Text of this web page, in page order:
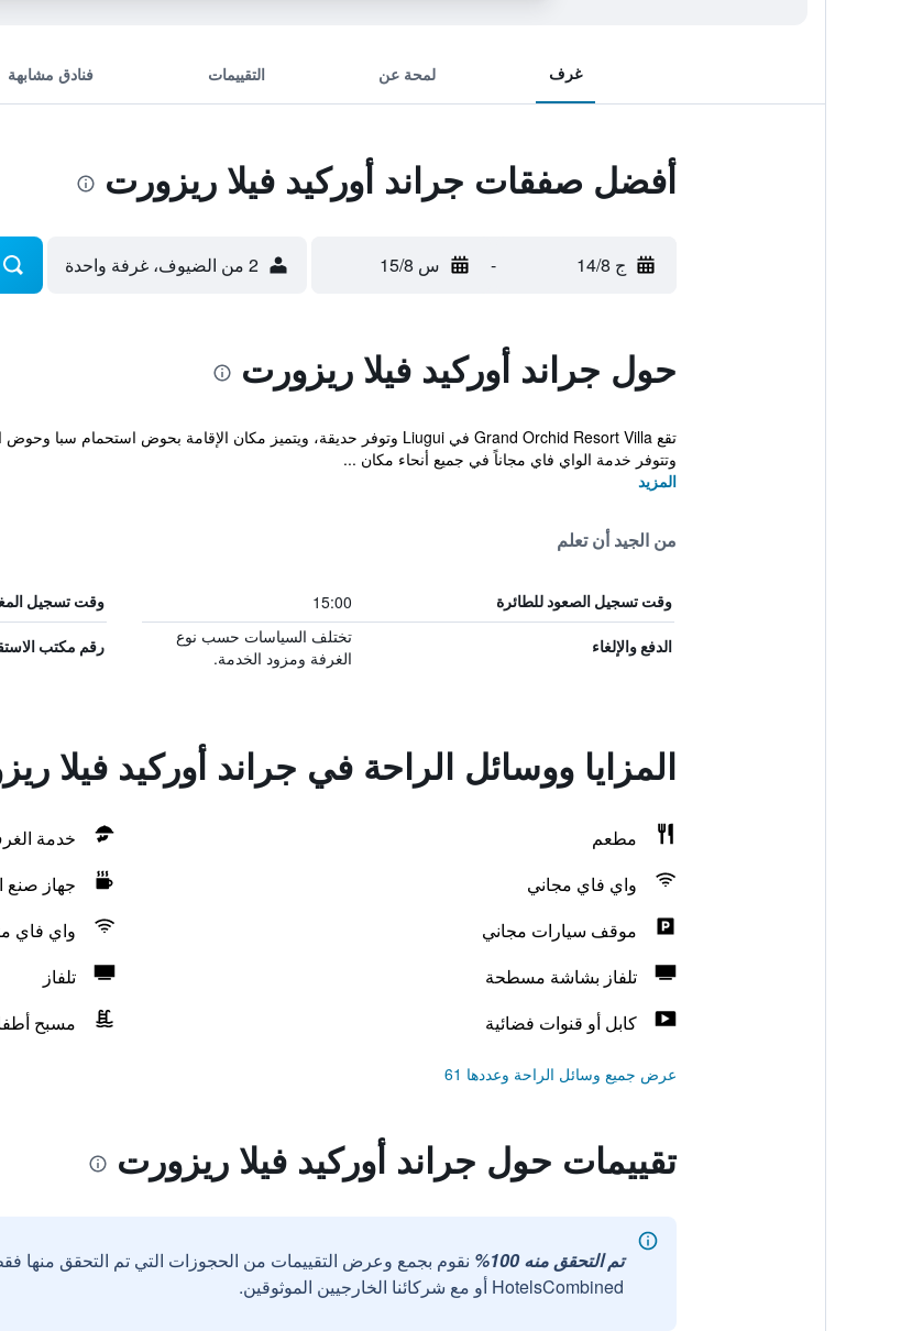
غرف لمحة عن التقييمات فنادق مشابهة
أفضل صفقات جراند أوركيد فيلا ريزورت
ج 14/8 - س 15/8 2 من الضيوف، غرفة واحدة
حول جراند أوركيد فيلا ريزورت
وتتوفر خدمة الواي فاي مجاناً في جميع أنحاء مكان ...
المزيد
من الجيد أن تعلم
وقت تسجيل الصعود للطائرة 15:00 وقت تسجيل
الدفع والإلغاء
تختلف السياسات حسب نوع
الغرفة ومزود الخدمة.
رقم مكتب
المزايا ووسائل الراحة في جراند أوركيد فيلا
مطعم
خدمة
واي فاي مجاني
جهاز صنع
موقف سيارات مجاني
واي فاي
تلفاز بشاشة مسطحة
تلفاز
كابل أو قنوات فضائية
مسبح
عرض جميع وسائل الراحة وعددها 61
تقييمات حول جراند أوركيد فيلا ريزورت
تم التحقق منه 100%
نقوم بجمع وعرض التقييمات من الحجوزات التي تم التحقق منها
HotelsCombined أو مع شركائنا الخارجيين الموثوقين.